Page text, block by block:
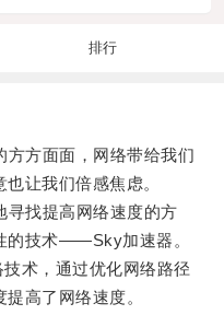
排行
方面面，网络带给我们
让我们倍感焦虑。
找提高网络速度的方
的技术——Sky加速器。
术，通过优化网络路径
高了网络速度。